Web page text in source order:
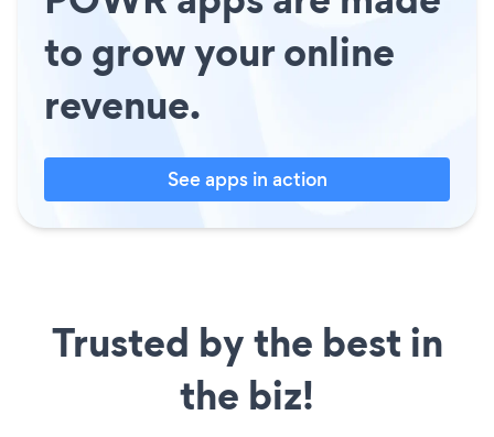
to grow your online
revenue.
See apps in action
Trusted by the best in
the biz!